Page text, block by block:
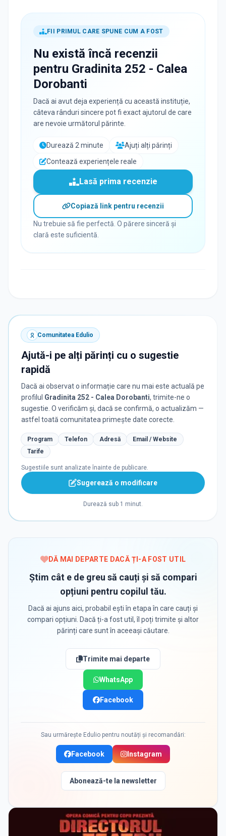
FII PRIMUL CARE SPUNE CUM A FOST
Nu există încă recenzii
pentru Gradinita 252 - Calea
Dorobanti
Dacă ai avut deja experiență cu această instituție,
câteva rânduri sincere pot fi exact ajutorul de care
are nevoie următorul părinte.
Durează 2 minute
Ajuți alți părinți
Contează experiențele reale
Lasă prima recenzie
Copiază link pentru recenzii
Nu trebuie să fie perfectă. O părere sinceră și
clară este suficientă.
Comunitatea Edulio
Ajută-i pe alți părinți cu o sugestie
rapidă
Dacă ai observat o informație care nu mai este actuală pe
profilul Gradinita 252 - Calea Dorobanti, trimite-ne o
sugestie. O verificăm și, dacă se confirmă, o actualizăm —
astfel toată comunitatea primește date corecte.
Program Telefon Adresă
Email / Website
Tarife
Sugestiile sunt analizate înainte de publicare.
Sugerează o modificare
Durează sub 1 minut.
DĂ MAI DEPARTE DACĂ ȚI-A FOST UTIL
Știm cât e de greu să cauți și să compari
opțiuni pentru copilul tău.
Dacă ai ajuns aici, probabil ești în etapa în care cauți și
compari opțiuni. Dacă ți-a fost util, îl poți trimite și altor
părinți care sunt în aceeași căutare.
Trimite mai departe
WhatsApp
Facebook
Sau urmărește Edulio pentru noutăți și recomandări:
Facebook Instagram
Abonează-te la newsletter